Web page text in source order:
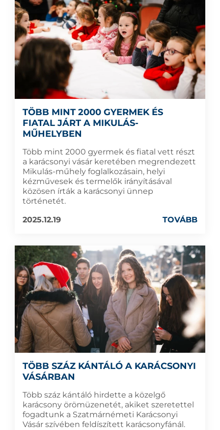
TÖBB MINT 2000 GYERMEK ÉS
FIATAL JÁRT A MIKULÁS-
MŰHELYBEN
Több mint 2000 gyermek és fiatal vett részt
a karácsonyi vásár keretében megrendezett
Mikulás-műhely foglalkozásain, helyi
kézművesek és termelők irányításával
közösen írták a karácsonyi ünnep
történetét.
2025.12.19
TOVÁBB
TÖBB SZÁZ KÁNTÁLÓ A KARÁCSONYI
VÁSÁRBAN
Több száz kántáló hirdette a közelgő
karácsony örömüzenetét, akiket szeretettel
fogadtunk a Szatmárnémeti Karácsonyi
Vásár szívében feldíszített karácsonyfánál.